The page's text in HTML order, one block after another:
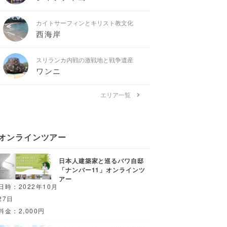
カイトサーフィンとキリスト教文化
西海岸
スリランカ内戦の激戦地と戦争遺産
ワンニ
エリア一覧
ンラインツアー
日本人建築家と巡るバワ自邸
「ナンバー11」オンラインツ
アー
時：2022年10月
日
金：2,000円